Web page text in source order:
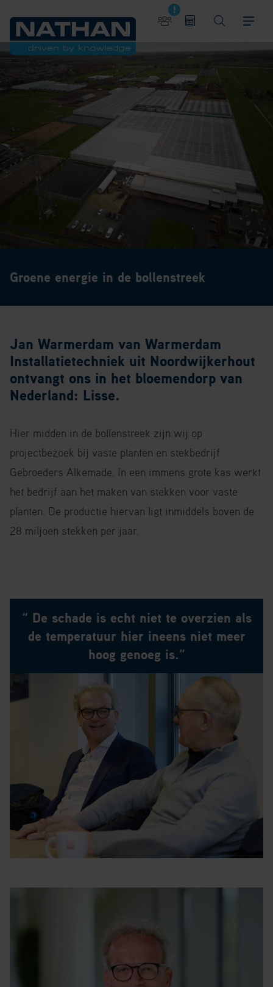
Groene energie in de bollenstreek
Jan Warmerdam van Warmerdam
Installatietechniek uit Noordwijkerhout
ontvangt ons in het bloemendorp van
Nederland: Lisse.
Hier midden in de bollenstreek zijn wij op
projectbezoek bij vaste planten en stekbedrijf
Gebroeders Alkemade. In een immens grote kas werkt
het bedrijf aan het maken van stekken voor vaste
planten. De productie hiervan ligt inmiddels boven de
28 miljoen stekken per jaar.
“ De schade is echt niet te overzien als
de temperatuur hier ineens niet meer
hoog genoeg is.”